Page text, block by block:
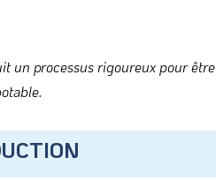
un processus rigoureux pour être